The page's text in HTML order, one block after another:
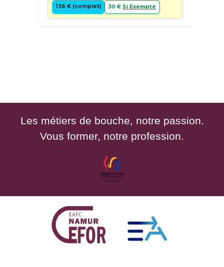
136 € (complet) 30 € Si Exempté
Les métiers de bouche, notre passion.
Vous former, notre profession.